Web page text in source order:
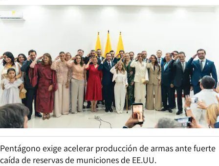
Pentágono exige acelerar producción de armas ante fuerte
caída de reservas de municiones de EE.UU.